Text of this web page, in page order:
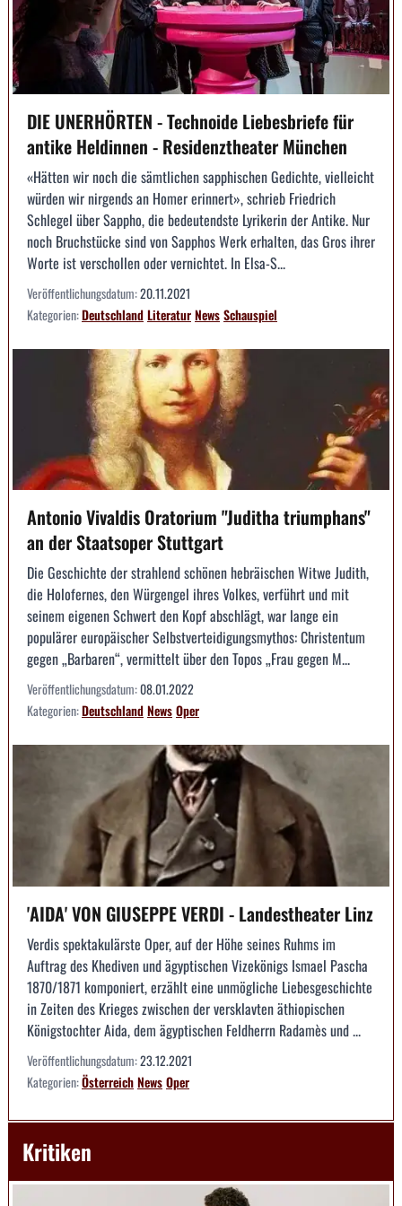
DIE UNERHÖRTEN - Technoide Liebesbriefe für
antike Heldinnen - Residenztheater München
«Hätten wir noch die sämtlichen sapphischen Gedichte, vielleicht
würden wir nirgends an Homer erinnert», schrieb Friedrich
Schlegel über Sappho, die bedeutendste Lyrikerin der Antike. Nur
noch Bruchstücke sind von Sapphos Werk erhalten, das Gros ihrer
Worte ist verschollen oder vernichtet. In Elsa-S...
Veröffentlichungsdatum:20.11.2021
Kategorien:DeutschlandLiteraturNewsSchauspiel
Antonio Vivaldis Oratorium "Juditha triumphans"
an der Staatsoper Stuttgart
Die Geschichte der strahlend schönen hebräischen Witwe Judith,
die Holofernes, den Würgengel ihres Volkes, verführt und mit
seinem eigenen Schwert den Kopf abschlägt, war lange ein
populärer europäischer Selbstverteidigungsmythos: Christentum
gegen „Barbaren“, vermittelt über den Topos „Frau gegen M...
Veröffentlichungsdatum:08.01.2022
Kategorien:DeutschlandNewsOper
'AIDA' VON GIUSEPPE VERDI - Landestheater Linz
Verdis spektakulärste Oper, auf der Höhe seines Ruhms im
Auftrag des Khediven und ägyptischen Vizekönigs Ismael Pascha
1870/1871 komponiert, erzählt eine unmögliche Liebesgeschichte
in Zeiten des Krieges zwischen der versklavten äthiopischen
Königstochter Aida, dem ägyptischen Feldherrn Radamès und ...
Veröffentlichungsdatum:23.12.2021
Kategorien:ÖsterreichNewsOper
Kritiken